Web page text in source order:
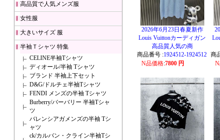
高品質で人気メンズ服
女性服
大きいサイズ 服
半袖Ｔシャツ 特集
CELINE半袖Tシャツ
ディオール/半袖 Tシャツ
ブランド 半袖上下セット
D&G/ドルチェ半袖Tシャツ
FENDI メンズの半袖 Tシャツ
Burberry/バーバリー 半袖Tシャ
ツ
バレンシアガメンズの半袖 Tシ
ャツ
ck/カルバン・クライン半袖Tシ
2026年6月23日春夏新作
Louis Vuittonカーディガン
高品質人気の商
商品番号 :1924512-1924512
N品価格:7800 円
商